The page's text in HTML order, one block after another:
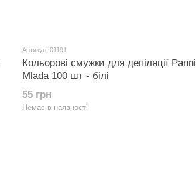
Артикул: 01191
Кольорові смужки для депіляції Panni
Mlada 100 шт - білі
55 грн
Немає в наявності